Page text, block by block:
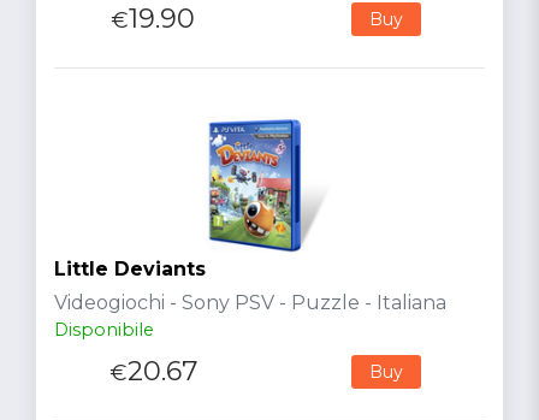
€19.90 Buy
Little Deviants
Videogiochi - Sony PSV - Puzzle - Italiana
Disponibile
€20.67 Buy